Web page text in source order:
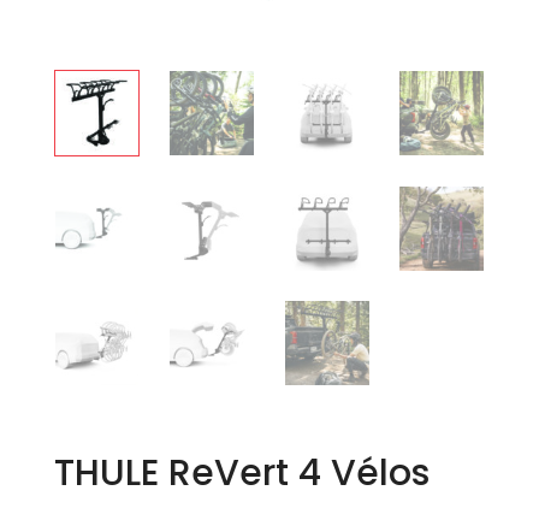
THULE ReVert 4 Vélos